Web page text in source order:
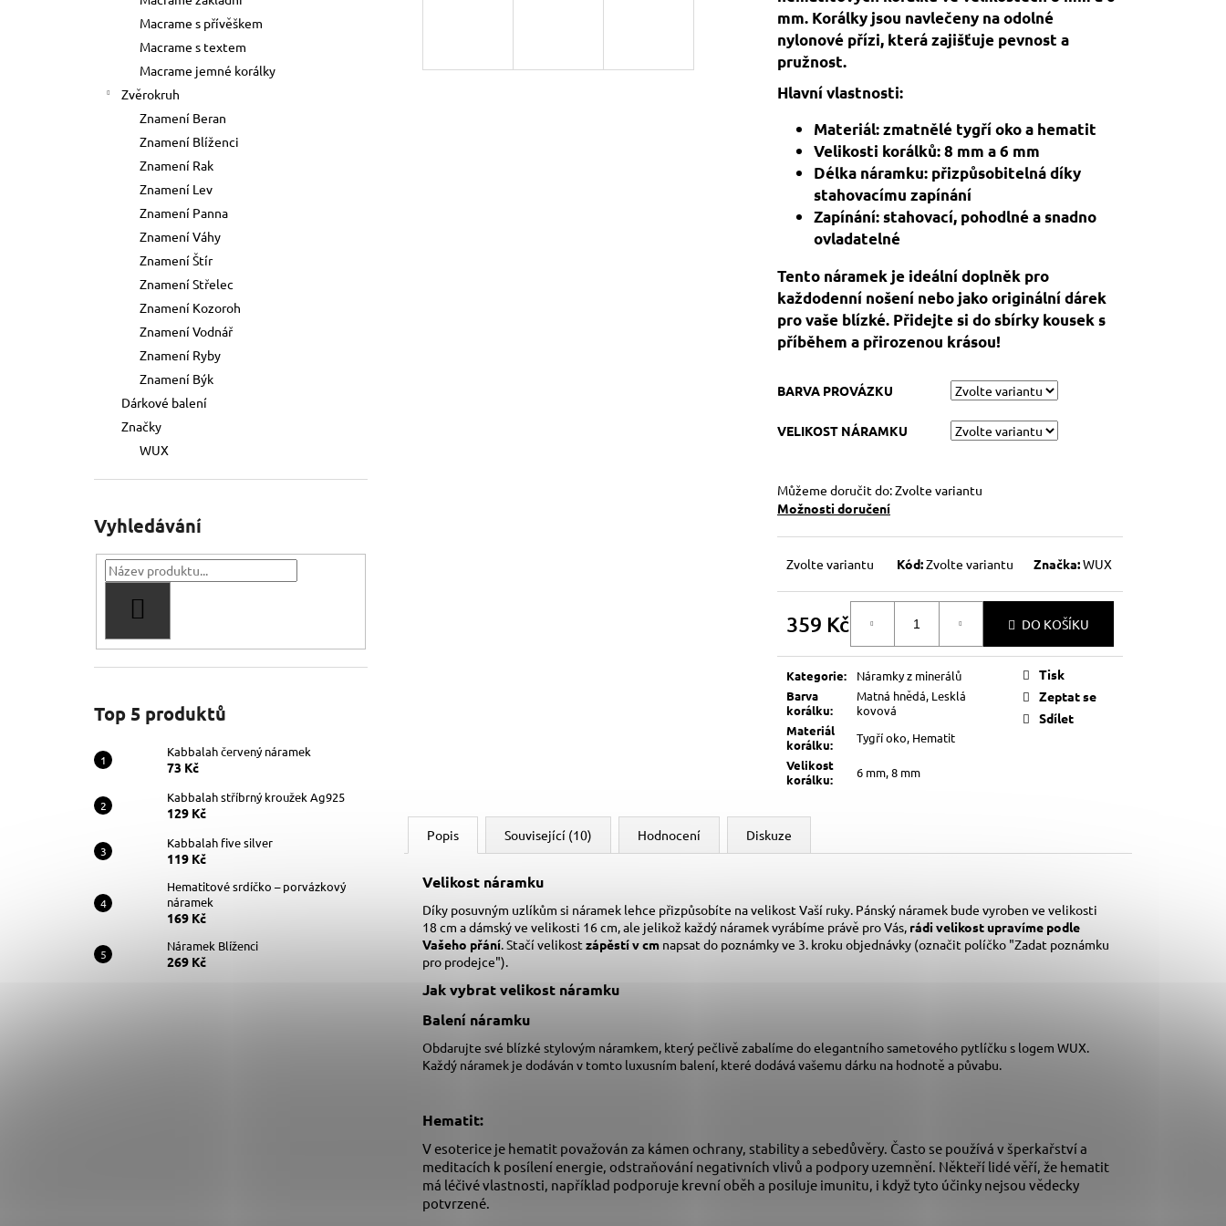
Macrame s přívěškem
Macrame s textem
Macrame jemné korálky
Zvěrokruh
Znamení Beran
Znamení Blíženci
Znamení Rak
Znamení Lev
Znamení Panna
Znamení Váhy
Znamení Štír
Znamení Střelec
Znamení Kozoroh
Znamení Vodnář
Znamení Ryby
Znamení Býk
Dárkové balení
Značky
WUX
Vyhledávání
Top 5 produktů
Kabbalah červený náramek
73 Kč
Kabbalah stříbrný kroužek Ag925
129 Kč
Kabbalah five silver
119 Kč
Hematitové srdíčko – porvázkový
náramek
169 Kč
Náramek Blíženci
269 Kč
mm. Korálky jsou navlečeny na odolné
nylonové přízi, která zajišťuje pevnost a
pružnost.
Hlavní vlastnosti:
Materiál: zmatnělé tygří oko a hematit
Velikosti korálků: 8 mm a 6 mm
Délka náramku: přizpůsobitelná díky
stahovacímu zapínání
Zapínání: stahovací, pohodlné a snadno
ovladatelné
Tento náramek je ideální doplněk pro
každodenní nošení nebo jako originální dárek
pro vaše blízké. Přidejte si do sbírky kousek s
příběhem a přirozenou krásou!
BARVA PROVÁZKU
VELIKOST NÁRAMKU
Můžeme doručit do:Zvolte variantu
Možnosti doručení
Zvolte variantu Kód:Zvolte variantu Značka:WUX
359 Kč
cena:
DO KOŠÍKU
Kategorie:
Náramky z minerálů
Barva
korálku:
Matná hnědá, Lesklá
kovová
Materiál
korálku:
Tygří oko, Hematit
Velikost
korálku: 6 mm, 8 mm
Tisk
Zeptat se
Sdílet
Popis Související (10) Hodnocení Diskuze
Velikost náramku
Díky posuvným uzlíkům si náramek lehce přizpůsobíte na velikost Vaší ruky. Pánský náramek bude vyroben ve velikosti
18 cm a dámský ve velikosti 16 cm,ale jelikož každý náramek vyrábíme právě pro Vás, rádi velikost upravíme podle
Vašeho přání. Stačí velikostzápěstí v cm napsat do poznámky ve 3. kroku objednávky (označit políčko "Zadat poznámku
pro prodejce").
Jak vybrat velikost náramku
Balení náramku
Obdarujte své blízké stylovým náramkem, který pečlivě zabalíme do elegantního sametového pytlíčku s logem WUX.
Každý náramek je dodáván v tomto luxusním balení, které dodává vašemu dárku na hodnotě a půvabu.
Hematit:
V esoterice je hematit považován za kámen ochrany, stability a sebedůvěry. Často se používá v šperkařství a
meditacích k posílení energie, odstraňování negativních vlivů a podpory uzemnění. Někteří lidé věří, že hematit
má léčivé vlastnosti, například podporuje krevní oběh a posiluje imunitu, i když tyto účinky nejsou vědecky
potvrzené.
Původně: 89 Kč 149 Kč